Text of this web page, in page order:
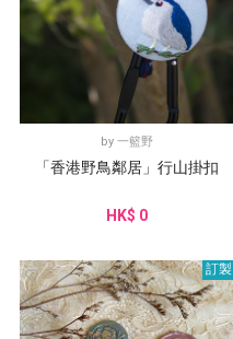
by 一籃野
「香港野鳥鄰居」行山掛扣
HK$ 0
訂製